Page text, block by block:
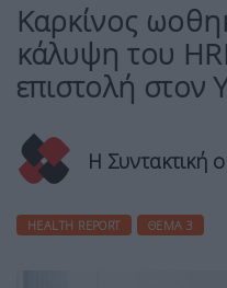
Καρκίνος
κάλυψη του
επιστολή στον
Η Συντακτική
HEALTH REPORT ΘΈΜΑ 3